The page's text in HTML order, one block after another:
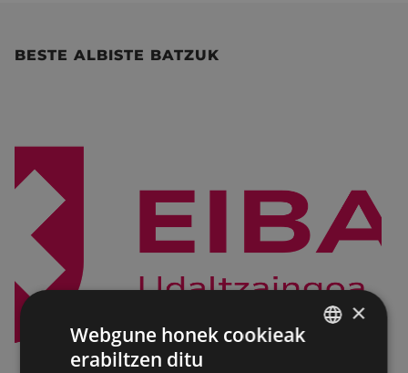
BESTE ALBISTE BATZUK
×
Webgune honek cookieak
erabiltzen ditu